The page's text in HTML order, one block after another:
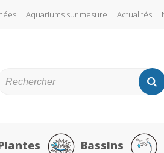
Aquariums sur mesure Actualités
Bassins